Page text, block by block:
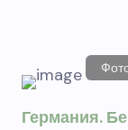
Германия.